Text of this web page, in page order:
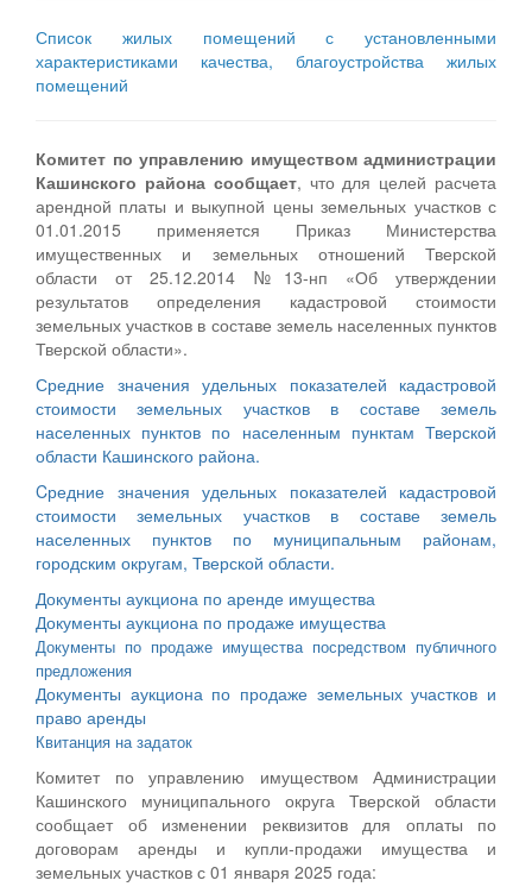
Список жилых помещений с установленными
характеристиками качества, благоустройства жилых
помещений
Комитет по управлению имуществом администрации
Кашинского района сообщает, что для целей расчета
арендной платы и выкупной цены земельных участков с
01.01.2015 применяется Приказ Министерства
имущественных и земельных отношений Тверской
области от 25.12.2014 №13-нп «Об утверждении
результатов определения кадастровой стоимости
земельных участков в составе земель населенных пунктов
Тверской области».
Средние значения удельных показателей кадастровой
стоимости земельных участков в составе земель
населенных пунктов по населенным пунктам Тверской
области Кашинского района.
Cредние значения удельных показателей кадастровой
стоимости земельных участков в составе земель
населенных пунктов по муниципальным районам,
городским округам, Тверской области.
Документы аукциона по аренде имущества
Документы аукциона по продаже имущества
Документы по продаже имущества посредством публичного
предложения
Документы аукциона по продаже земельных участков и
право аренды
Квитанция на задаток
Комитет по управлению имуществом Администрации
Кашинского муниципального округа Тверской области
сообщает об изменении реквизитов для оплаты по
договорам аренды и купли-продажи имущества и
земельных участков с 01 января 2025 года: